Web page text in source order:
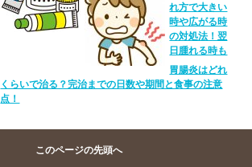
れ方で大きい
時や広がる時
の対処法！翌
日腫れる時も
胃腸炎はどれ
くらいで治る？完治までの日数や期間と食事の注意
点！
このページの先頭へ